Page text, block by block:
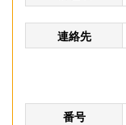
連絡先
番号